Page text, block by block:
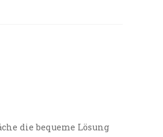
die bequeme Lösung